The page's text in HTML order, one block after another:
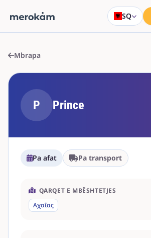
SQ
Mbrapa
P Prince
Pa afat Pa transport
QARQET E MBËSHTETJES
Αχαΐας